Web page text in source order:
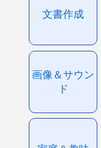
文書作成
画像＆サウン
ド